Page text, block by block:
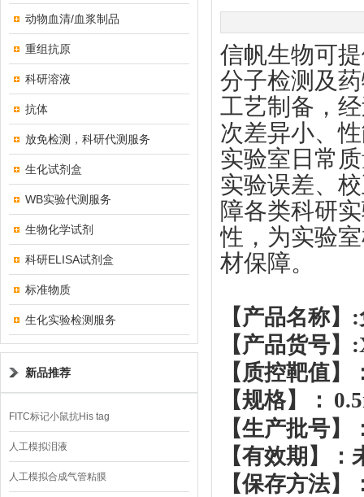
动物血清/血浆制品
重组抗原
科研溶液
抗体
放免检测，科研代测服务
生化试剂盒
WB实验代测服务
生物化学试剂
科研ELISA试剂盒
标准物质
生化实验检测服务
新品推荐
FITC标记小鼠抗His tag
人工模拟泪液
人工模拟合成气管粘膜
信帆生物可
分子检测及
工艺制备，
次差异小、
实验室日常
实验误差、
障各类科研
性，为实验
材保障。
【产品名称】 :
【产品货号】
【质控靶值】
【规格】：
【生产批号
【有效期】：
【保存方法】